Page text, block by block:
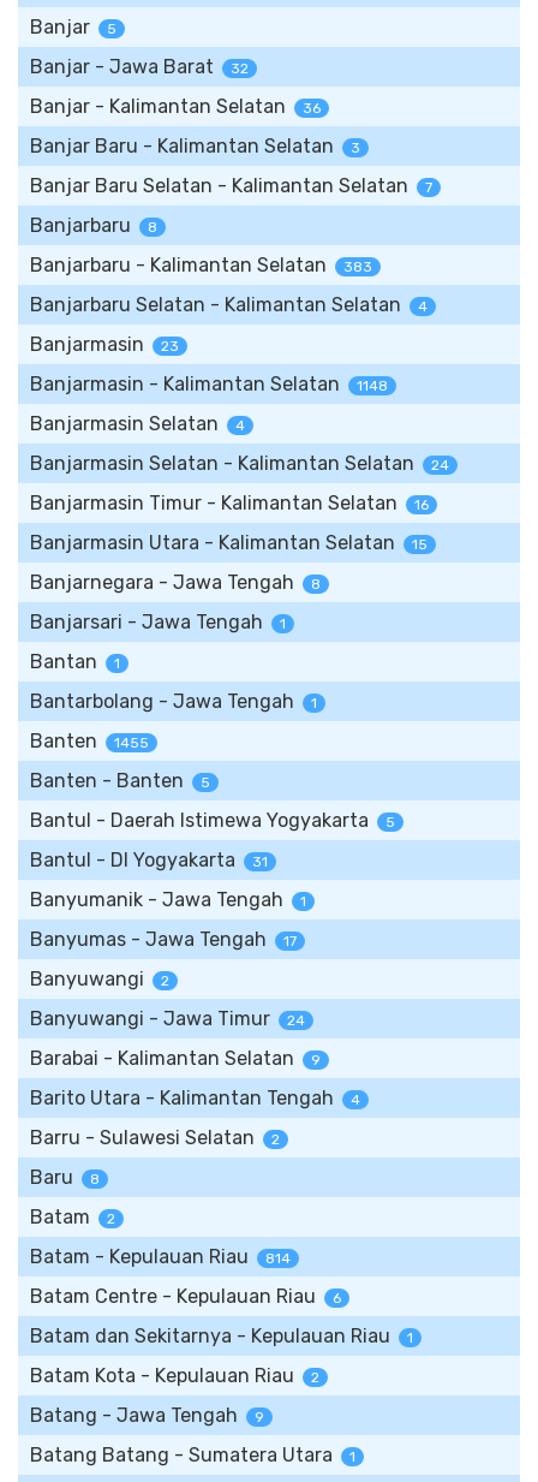
Banjar 5
Banjar - Jawa Barat 32
Banjar - Kalimantan Selatan 36
Banjar Baru - Kalimantan Selatan 3
Banjar Baru Selatan - Kalimantan Selatan 7
Banjarbaru 8
Banjarbaru - Kalimantan Selatan 383
Banjarbaru Selatan - Kalimantan Selatan 4
Banjarmasin 23
Banjarmasin - Kalimantan Selatan 1148
Banjarmasin Selatan 4
Banjarmasin Selatan - Kalimantan Selatan 24
Banjarmasin Timur - Kalimantan Selatan 16
Banjarmasin Utara - Kalimantan Selatan 15
Banjarnegara - Jawa Tengah 8
Banjarsari - Jawa Tengah 1
Bantan 1
Bantarbolang - Jawa Tengah 1
Banten 1455
Banten - Banten 5
Bantul - Daerah Istimewa Yogyakarta 5
Bantul - DI Yogyakarta 31
Banyumanik - Jawa Tengah 1
Banyumas - Jawa Tengah 17
Banyuwangi 2
Banyuwangi - Jawa Timur 24
Barabai - Kalimantan Selatan 9
Barito Utara - Kalimantan Tengah 4
Barru - Sulawesi Selatan 2
Baru 8
Batam 2
Batam - Kepulauan Riau 814
Batam Centre - Kepulauan Riau 6
Batam dan Sekitarnya - Kepulauan Riau 1
Batam Kota - Kepulauan Riau 2
Batang - Jawa Tengah 9
Batang Batang - Sumatera Utara 1